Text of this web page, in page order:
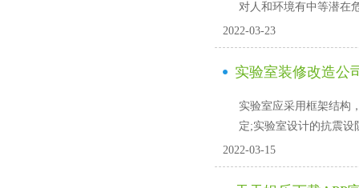
对人和环境有中等潜在危
2022-03-23
实验室装修改造公司
实验室应采用框架结构
定;实验室设计的抗震
2022-03-15